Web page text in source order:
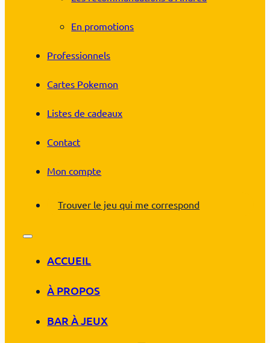
En promotions
Professionnels
Cartes Pokemon
Listes de cadeaux
Contact
Mon compte
Trouver le jeu qui me correspond
ACCUEIL
À PROPOS
BAR À JEUX